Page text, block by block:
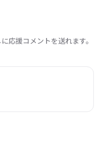
応援コメントを送れます。